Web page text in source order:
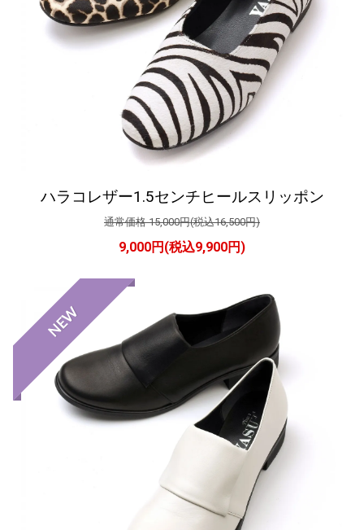
ハラコレザー1.5センチヒールスリッポン
通常価格 15,000円(税込16,500円)
9,000円(税込9,900円)
NEW